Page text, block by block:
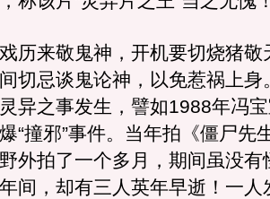
来敬鬼神，开机要切烧猪敬
切忌谈鬼论神，以免惹祸上身
异之事发生，譬如1988年冯
“撞邪”事件。当年拍《僵尸先
外拍了一个多月，期间虽没有
间，却有三人英年早逝！一人